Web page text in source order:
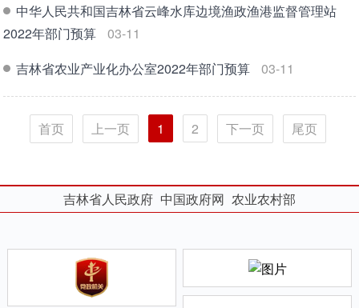
中华人民共和国吉林省云峰水库边境渔政渔港监督管理站
2022年部门预算
03-11
吉林省农业产业化办公室2022年部门预算
03-11
首页 上一页 1 2 下一页 尾页
吉林省人民政府 中国政府网 农业农村部